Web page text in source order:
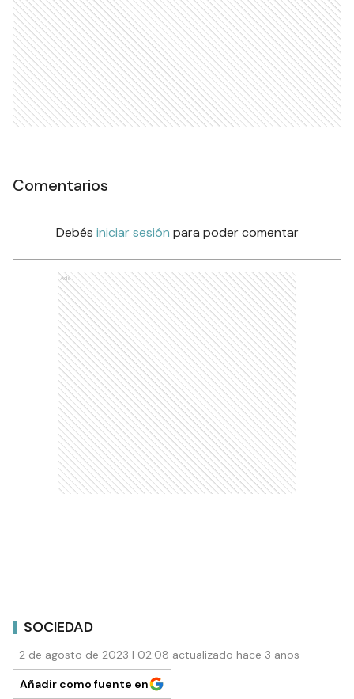
Comentarios
Debés iniciar sesión para poder comentar
Ads
SOCIEDAD
2 de agosto de 2023 | 02:08 actualizado hace 3 años
Añadir como fuente en